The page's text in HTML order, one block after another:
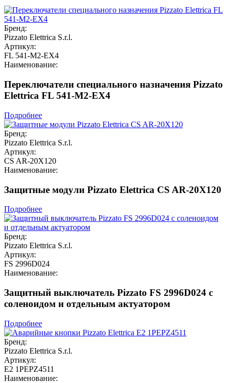
Бренд:
Pizzato Elettrica S.r.l.
Артикул:
FL 541-M2-EX4
Наименование:
Переключатели специального назначения Pizzato
Elettrica FL 541-M2-EX4
Подробнее
Бренд:
Pizzato Elettrica S.r.l.
Артикул:
CS AR-20X120
Наименование:
Защитные модули Pizzato Elettrica CS AR-20X120
Подробнее
Бренд:
Pizzato Elettrica S.r.l.
Артикул:
FS 2996D024
Наименование:
Защитный выключатель Pizzato FS 2996D024 с
соленоидом и отдельным актуатором
Подробнее
Бренд:
Pizzato Elettrica S.r.l.
Артикул:
E2 1PEPZ4511
Наименование: